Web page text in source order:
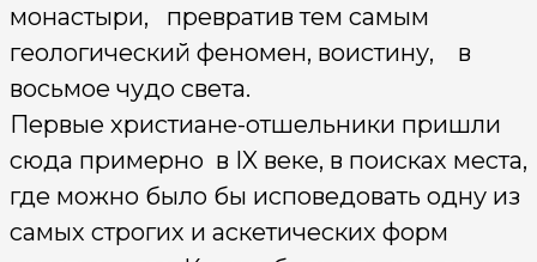
монастыри, превратив тем самым
геологический феномен, воистину, в
восьмое чудо света.
Первые христиане-отшельники пришли
сюда примерно в IX веке, в поисках места,
где можно было бы исповедовать одну из
самых строгих и аскетических форм